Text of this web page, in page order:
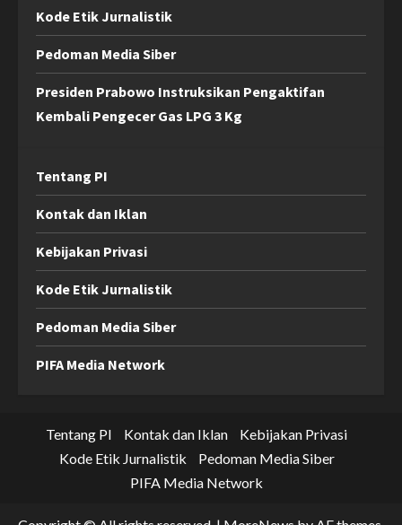
Kode Etik Jurnalistik
Pedoman Media Siber
Presiden Prabowo Instruksikan Pengaktifan
Kembali Pengecer Gas LPG 3 Kg
Tentang PI
Kontak dan Iklan
Kebijakan Privasi
Kode Etik Jurnalistik
Pedoman Media Siber
PIFA Media Network
Tentang PI Kontak dan Iklan
Kebijakan Privasi
Kode Etik Jurnalistik
Pedoman Media Siber
PIFA Media Network